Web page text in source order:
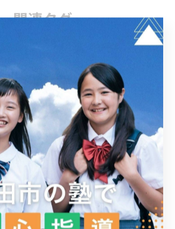
関連タグ
#無料体験 #英検
カテゴリー Categories
全てのカテゴリー
小学生
中学生